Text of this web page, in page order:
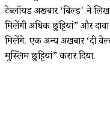
टेब्लॉयड अखबार ‘बिल्ड' ने
मिलेंगी अधिक छुट्टियां” और
मिलेंगे. एक अन्य अखबार ‘दी
मुस्लिम छुट्टियां” करार दिया.